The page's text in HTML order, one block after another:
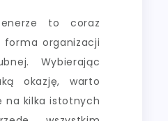
to coraz
forma organizacji
Wybierając
okazję, warto
na kilka istotnych